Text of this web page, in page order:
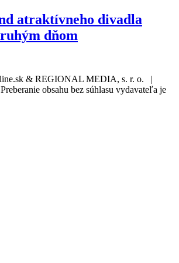
atraktívneho divadla
dňom
& REGIONAL MEDIA, s. r. o. |
obsahu bez súhlasu vydavateľa je